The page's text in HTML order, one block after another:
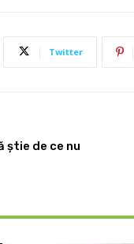
Twitter
știe de ce nu